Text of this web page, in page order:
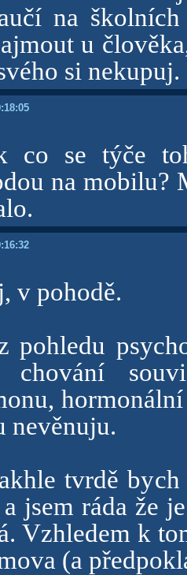
na
u
si nekupuj.
co se týče
na mobilu?
v pohodě.
pohledu
chování
nevěnuju.
tvrdě bych
a jsem ráda že
Vzhledem k
(a